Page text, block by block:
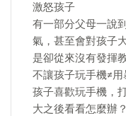
激怒孩子
有一部分父母一說
氣，甚至會對孩子
是卻從來沒有發揮
不讓孩子玩手機≠
孩子喜歡玩手機，
大之後看看怎麼辦？